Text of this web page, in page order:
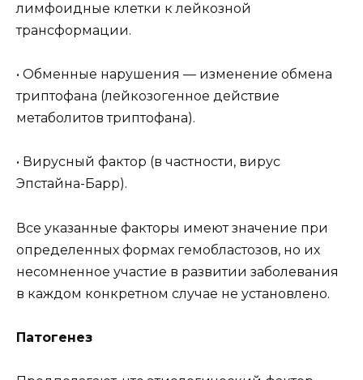
лимфоидные клетки к лейкозной
трансформации.
• Обменные нарушения — изменение обмена
триптофана (лейкозогенное действие
метаболитов триптофана).
• Вирусный фактор (в частности, вирус
Эпстайна-Барр).
Все указанные факторы имеют значение при
определенных формах гемобластозов, но их
несомненное участие в развитии заболевания
в каждом конкретном случае не установлено.
Патогенез